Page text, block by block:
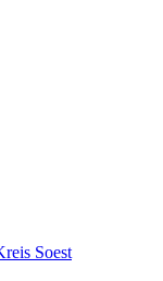
Soest